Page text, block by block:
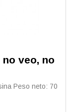
veo, no
Peso neto: 70